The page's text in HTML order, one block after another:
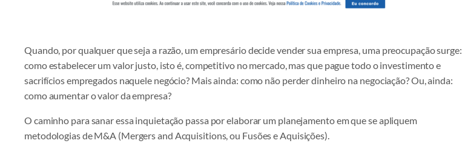
Quando, por qualquer que seja a razão, um empresário decide vender sua empresa, uma preocupação surge:
como estabelecer um valor justo, isto é, competitivo no mercado, mas que pague todo o investimento e
sacrifícios empregados naquele negócio? Mais ainda: como não perder dinheiro na negociação? Ou, ainda:
como aumentar o valor da empresa?
O caminho para sanar essa inquietação passa por elaborar um planejamento em que se apliquem
metodologias de M&A (Mergers and Acquisitions, ou Fusões e Aquisições).